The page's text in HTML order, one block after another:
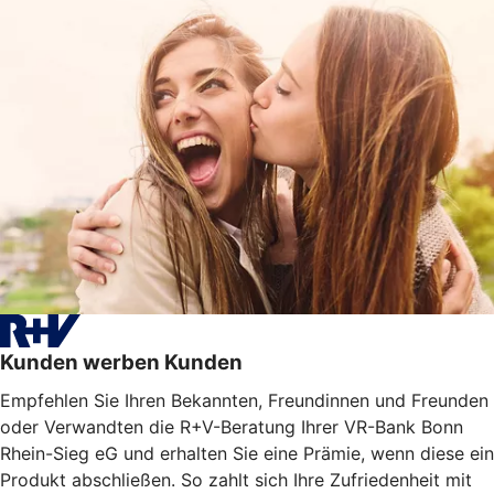
Kunden werben Kunden
Empfehlen Sie Ihren Bekannten, Freundinnen und Freunden
oder Verwandten die R+V-Beratung Ihrer VR-Bank Bonn
Rhein-Sieg eG und erhalten Sie eine Prämie, wenn diese ein
Produkt abschließen. So zahlt sich Ihre Zufriedenheit mit